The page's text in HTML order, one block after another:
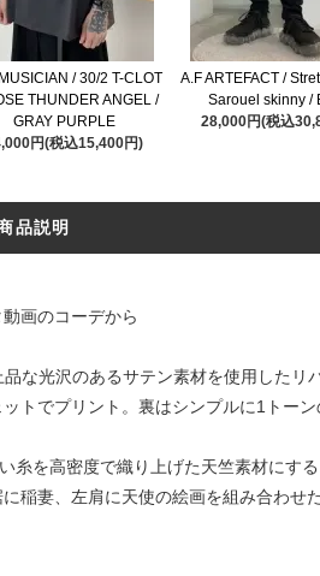
/ 30/2 T-CLOT
THUNDER ANGEL /
GRAY PURPLE
円(税込15,400円)
A.F ARTEFACT /
Sarouel skinny /
28,000円(税込
品説明
画のコーデから
品な光沢のあるサテン素材を使用した
トでプリント。裏はシンプルに1トー
糸を高密度で織り上げた天竺素材に
稲妻、左肩に天使の絵画を組み合わ